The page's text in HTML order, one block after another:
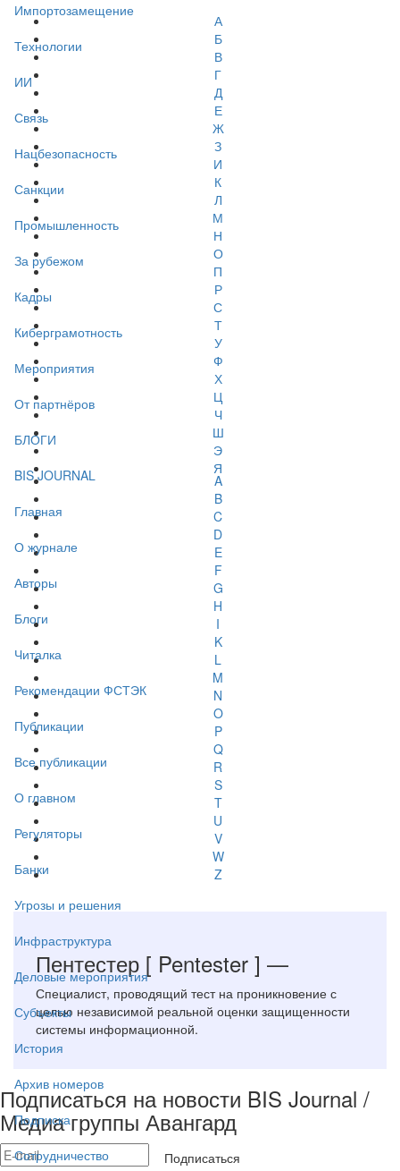
Импортозамещение
Технологии
ИИ
Связь
Нацбезопасность
Санкции
Промышленность
За рубежом
Кадры
Киберграмотность
Мероприятия
От партнёров
БЛОГИ
BIS JOURNAL
Главная
О журнале
Авторы
Блоги
Читалка
Рекомендации ФСТЭК
Публикации
Все публикации
О главном
Регуляторы
Банки
Угрозы и решения
Инфраструктура
Деловые мероприятия
Субъекты
История
Архив номеров
Подписка
Сотрудничество
А
Б
В
Г
Д
Е
Ж
З
И
К
Л
М
Н
О
П
Р
С
Т
У
Ф
Х
Ц
Ч
Ш
Э
Я
A
B
C
D
E
F
G
H
I
K
L
M
N
O
P
Q
R
S
T
U
V
W
Z
Пентестер [ Pentester ] —
Специалист, проводящий тест на проникновение с
целью независимой реальной оценки защищенности
системы информационной.
Подписаться на новости BIS Journal /
Медиа группы Авангард
Подписаться